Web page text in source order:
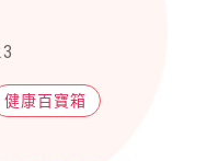
健康百寶箱